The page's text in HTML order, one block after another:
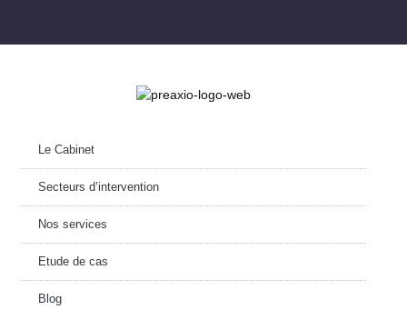
Le Cabinet
Secteurs d’intervention
Nos services
Etude de cas
Blog